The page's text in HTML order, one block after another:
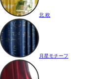
北 欧
月星モチーフ